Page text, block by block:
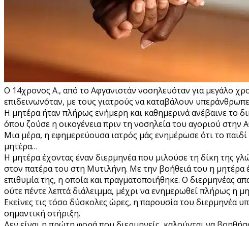
Ο 14χρονος Α., από το Αφγανιστάν νοσηλευόταν για μεγάλο
επιδεινωνόταν, με τους γιατρούς να καταβάλουν
Η μητέρα ήταν πλήρως ενήμερη και καθημερινά ανέβαινε το
όπου ζούσε η οικογένεια πριν τη νοσηλεία του αγοριού στην
Μια μέρα, η εφημερεύουσα ιατρός μάς ενημέρωσε ότι το
μητέρα…
Η μητέρα έχοντας έναν διερμηνέα που μιλούσε τη δίκη της
στον πατέρα του στη Μυτιλήνη. Με την βοήθειά του η μητέρα
επιθυμία της, η οποία και πραγματοποιήθηκε. Ο διερμηνέας
ούτε πέντε λεπτά διάλειμμα, μέχρι να ενημερωθεί πλήρως η
Εκείνες τις τόσο δύσκολες ώρες, η παρουσία του διερμηνέα
σημαντική στήριξη.